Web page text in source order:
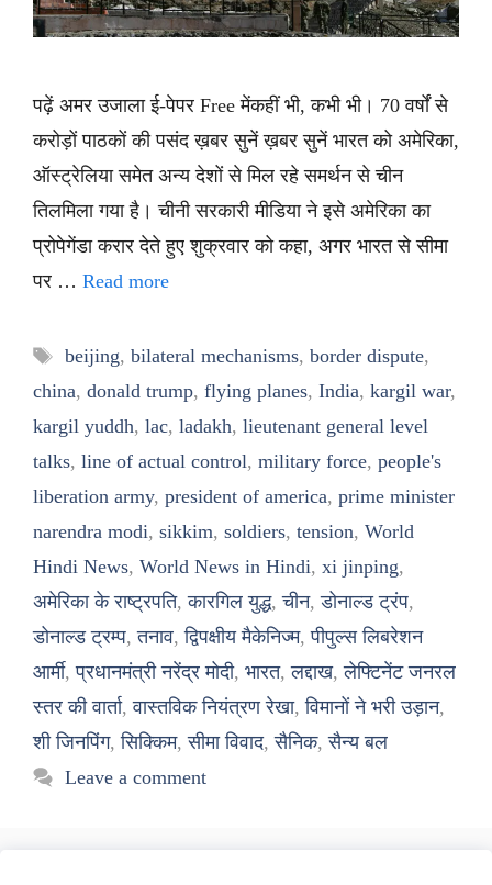
पढ़ें अमर उजाला ई-पेपर Free मेंकहीं भी, कभी भी। 70 वर्षों से
करोड़ों पाठकों की पसंद ख़बर सुनें ख़बर सुनें भारत को अमेरिका,
ऑस्ट्रेलिया समेत अन्य देशों से मिल रहे समर्थन से चीन
तिलमिला गया है। चीनी सरकारी मीडिया ने इसे अमेरिका का
प्रोपेगेंडा करार देते हुए शुक्रवार को कहा, अगर भारत से सीमा
पर … Read more
Tags
beijing, bilateral mechanisms, border dispute,
china, donald trump, flying planes, India, kargil war,
kargil yuddh, lac, ladakh, lieutenant general level
talks, line of actual control, military force, people's
liberation army, president of america, prime minister
narendra modi, sikkim, soldiers, tension, World
Hindi News, World News in Hindi, xi jinping,
अमेरिका के राष्ट्रपति,कारगिल युद्ध,चीन,डोनाल्ड ट्रंप,
डोनाल्ड ट्रम्प,तनाव,द्विपक्षीय मैकेनिज्म,पीपुल्स लिबरेशन
आर्मी,प्रधानमंत्री नरेंद्र मोदी, भारत,लद्दाख,लेफ्टिनेंट जनरल
स्तर की वार्ता,वास्तविक नियंत्रण रेखा,विमानों ने भरी उड़ान,
शी जिनपिंग,सिक्किम,सीमा विवाद,सैनिक,सैन्य बल
Leave a comment